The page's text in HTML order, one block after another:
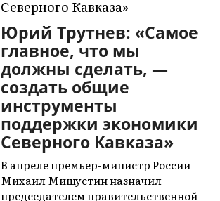
Юрий Трутнев: «Самое
главное, что мы
должны сделать, —
создать общие
инструменты
поддержки экономики
Северного Кавказа»
В апреле премьер-министр России
Михаил Мишустин назначил
председателем правительственной